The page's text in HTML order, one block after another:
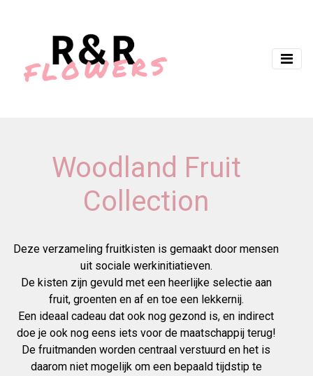
Woodland Fruit
Collection
Deze verzameling fruitkisten is gemaakt door mensen
uit sociale werkinitiatieven.
De kisten zijn gevuld met een heerlijke selectie aan
fruit, groenten en af en toe een lekkernij.
Een ideaal cadeau dat ook nog gezond is, en indirect
doe je ook nog eens iets voor de maatschappij terug!
De fruitmanden worden centraal verstuurd en het is
daarom niet mogelijk om een bepaald tijdstip te